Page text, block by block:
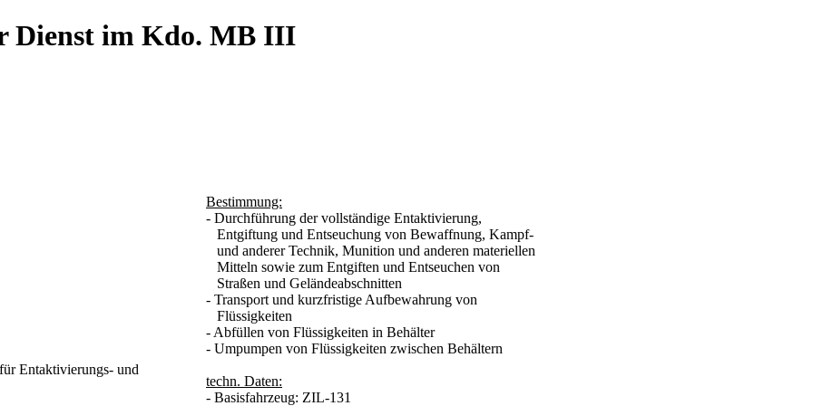
Dienst im Kdo. MB III
Entaktivierungs- und
Bestimmung:
- Durchführung der vollständige Entaktivierung,
Entgiftung und Entseuchung von Bewaffnung, Kampf-
und anderer Technik, Munition und anderen materiellen
Mitteln sowie zum Entgiften und Entseuchen von
Straßen und Geländeabschnitten
- Transport und kurzfristige Aufbewahrung von
Flüssigkeiten
- Abfüllen von Flüssigkeiten in Behälter
- Umpumpen von Flüssigkeiten zwischen Behältern
techn. Daten:
- Basisfahrzeug: ZIL-131